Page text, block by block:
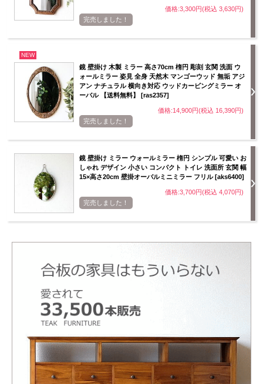
価格:3,300円(税込 3,630円)
完売しました！
NEW
鏡 壁掛け 木製 ミラー 高さ70cm 楕円 彫刻 玄関 洗面 ウ
ォールミラー 姿見 全身 天然木 マンゴーウッド 無垢 アジ
アン ナチュラル 横向き対応 ウッドカービングミラー オ
ーバル 【送料無料】 [ras2357]
価格:14,900円(税込 16,390円)
完売しました！
鏡 壁掛け ミラー ウォールミラー 楕円 シンプル 可愛い お
しゃれ デザイン 小さい コンパクト トイレ 洗面所 玄関 幅
15×高さ20cm 壁掛オーバルミニミラー フリル [aks6400]
価格:3,700円(税込 4,070円)
完売しました！